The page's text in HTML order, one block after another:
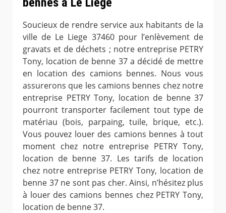
Soucieux de rendre service aux habitants de la
ville de Le Liege 37460 pour l’enlèvement de
gravats et de déchets ; notre entreprise PETRY
Tony, location de benne 37 a décidé de mettre
en location des camions bennes. Nous vous
assurerons que les camions bennes chez notre
entreprise PETRY Tony, location de benne 37
pourront transporter facilement tout type de
matériau (bois, parpaing, tuile, brique, etc.).
Vous pouvez louer des camions bennes à tout
moment chez notre entreprise PETRY Tony,
location de benne 37. Les tarifs de location
chez notre entreprise PETRY Tony, location de
benne 37 ne sont pas cher. Ainsi, n’hésitez plus
à louer des camions bennes chez PETRY Tony,
location de benne 37.